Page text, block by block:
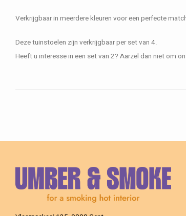
Verkrijgbaar in meerdere kleuren voor een perfecte
Deze tuinstoelen zijn verkrijgbaar per set van 4.
Heeft u interesse in een set van 2? Aarzel dan niet om